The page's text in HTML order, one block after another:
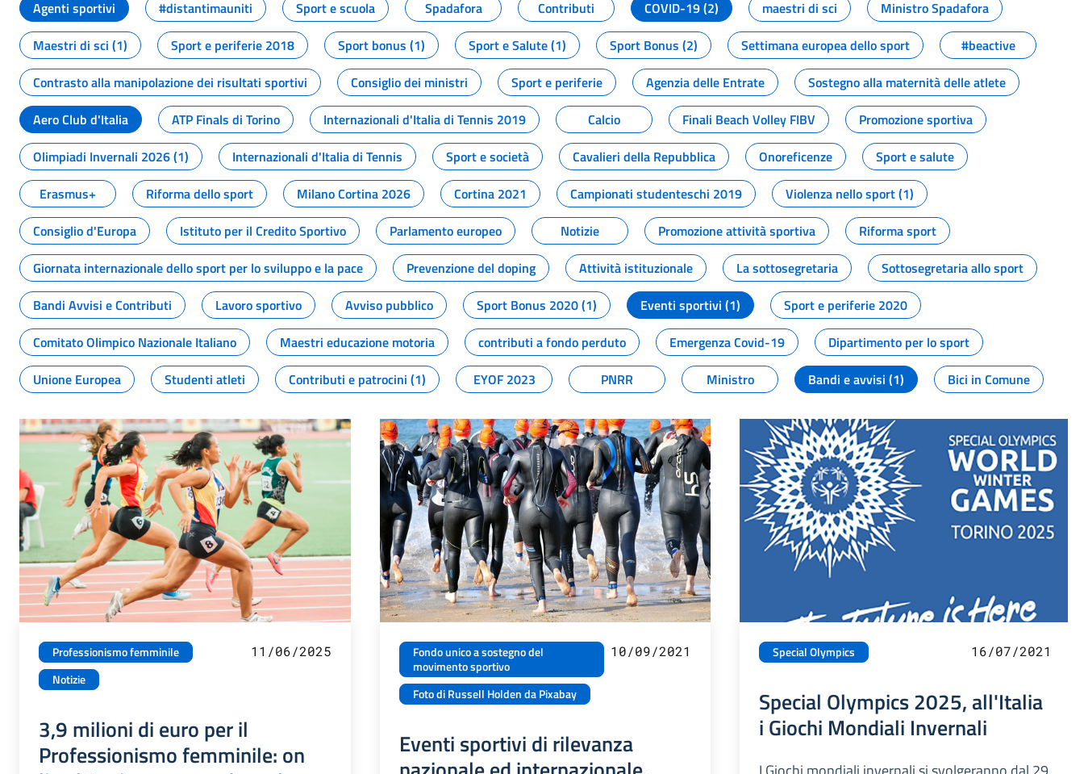
Agenti sportivi
#distantimauniti Sport e scuola Spadafora Contributi COVID-19 (2) maestri di sci
Ministro Spadafora
Maestri di sci (1)
Sport e periferie 2018 Sport bonus (1) Sport e Salute (1) Sport Bonus (2) Settimana europea dello sport
#beactive
Contrasto alla manipolazione dei risultati sportivi
Consiglio dei ministri Sport e periferie Agenzia delle Entrate
Sostegno alla maternità delle atlete
Aero Club d'Italia
ATP Finals di Torino Internazionali d'Italia di Tennis 2019 Calcio Finali Beach Volley FIBV
Promozione sportiva
Olimpiadi Invernali 2026 (1)
Internazionali d'Italia di Tennis Sport e società Cavalieri della Repubblica Onoreficenze
Sport e salute
Erasmus+
Riforma dello sport Milano Cortina 2026 Cortina 2021 Campionati studenteschi 2019
Violenza nello sport (1)
Consiglio d'Europa
Istituto per il Credito Sportivo Parlamento europeo Notizie Promozione attività sportiva
Riforma sport
Giornata internazionale dello sport per lo sviluppo e la pace
Prevenzione del doping Attività istituzionale La sottosegretaria
Sottosegretaria allo sport
Bandi Avvisi e Contributi
Lavoro sportivo Avviso pubblico Sport Bonus 2020 (1) Eventi sportivi (1)
Sport e periferie 2020
Comitato Olimpico Nazionale Italiano
Maestri educazione motoria contributi a fondo perduto Emergenza Covid-19
Dipartimento per lo sport
Unione Europea
Studenti atleti Contributi e patrocini (1) EYOF 2023 PNRR Ministro Bandi e avvisi (1) Bici in Comune
Professionismo femminile
Notizie
11/06/2025
3,9 milioni di euro per il
Professionismo femminile: on
Fondo unico a sostegno del
movimento sportivo
Foto di Russell Holden da Pixabay
10/09/2021
Eventi sportivi di rilevanza
Special Olympics 16/07/2021
Special Olympics 2025, all'Italia
i Giochi Mondiali Invernali